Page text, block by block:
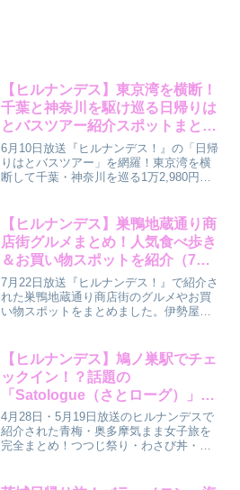
【ヒルナンデス】東京湾を横断！
千葉と神奈川を駆け巡る日帰りは
とバスツアー紹介スポットまとめ
（6月10日）
6月10日放送『ヒルナンデス！』の「日帰
りはとバスツアー」を網羅！東京湾を横
断して千葉・神奈川を巡る1万2,980円の
焼き食べ放題の「まるはま」情報をまと
め！
【ヒルナンデス】巣鴨地蔵通り商
店街グルメまとめ！人気食べ歩き
＆お買い物スポットを紹介（7月
22日）
7月22日放送『ヒルナンデス！』で紹介さ
れた巣鴨地蔵通り商店街のグルメやお買
い物スポットをまとめました。伊勢屋菓
ランジェリーボヌール、松月堂など番組
で紹介された店舗をご紹介します。
【ヒルナンデス】鳩ノ巣駅でチェ
ックイン！？話題の
「Satologue（さとローグ）」青
梅・奥多摩観光からグルメまで
【4月28日/5月19日放送】
4月28日・5月19日放送のヒルナンデスで
紹介された青梅・奥多摩気まま女子旅を
完全まとめ！つつじ祭り・わさび丼・老